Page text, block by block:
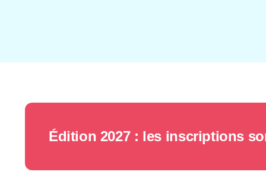
Édition 2027 : les inscriptions